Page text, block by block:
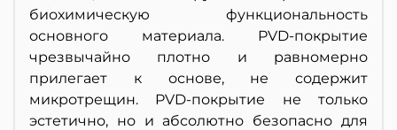
биохимическую функциональность
основного материала. PVD-покрытие
чрезвычайно плотно и равномерно
прилегает к основе, не содержит
микротрещин. PVD-покрытие не только
эстетично, но и абсолютно безопасно для